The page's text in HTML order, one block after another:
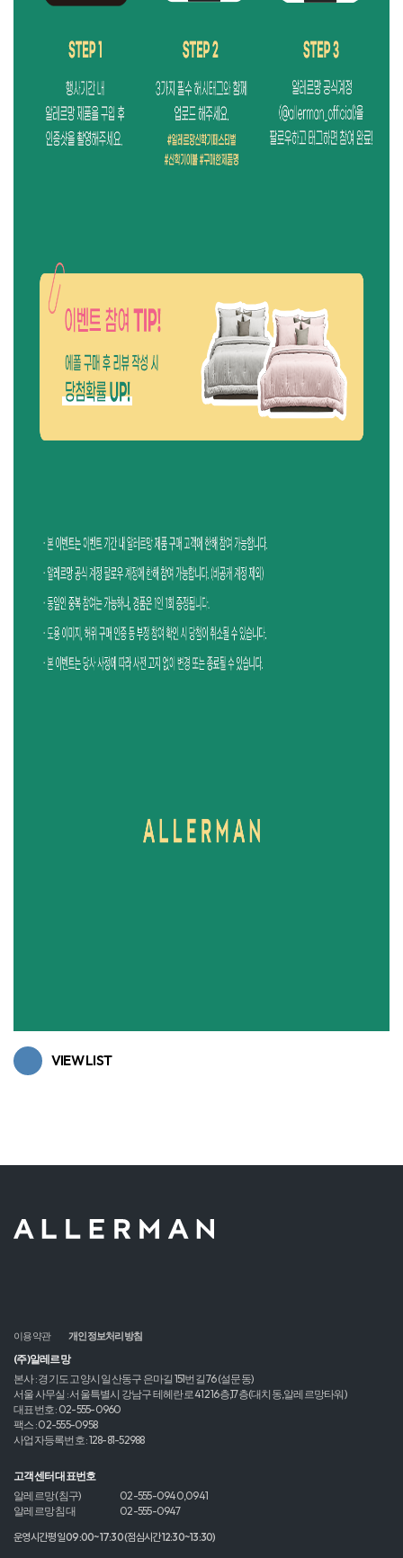
VIEW LIST
이용약관 개인정보처리방침
(주)알레르망
본사 : 경기도 고양시 일산동구 은마길 151번길 76 (설문동)
서울 사무실 : 서울특별시 강남구 테헤란로 412 16층,17층(대치동,알레르망타워)
대표번호 : 02-555-0960
팩스 : 02-555-0958
사업자등록번호 : 128-81-52988
고객센터 대표번호
알레르망 (침구)
02-555-0940,0941
알레르망 침대
02-555-0947
운영시간 평일 09:00~17:30 (점심시간 12:30~13:30)